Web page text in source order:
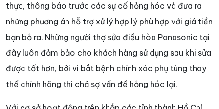
thực, thông báo trước các sự cố hỏng hóc và đưa ra
những phương án hỗ trợ xử lý hợp lý phù hợp với giá tiền
bạn bỏ ra. Những người thợ sửa điều hòa Panasonic tại
đây luôn đảm bảo cho khách hàng sử dụng sau khi sửa
được tốt hơn, bởi vì bắt bệnh chính xác phụ tùng thay
thế chính hãng thì chả sợ vấn đề hỏng hóc lại.